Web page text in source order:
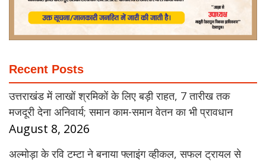
Recent Posts
उत्तराखंड में लाखों श्रमिकों के लिए बड़ी राहत, 7 तारीख तक
मजदूरी देना अनिवार्य; समान काम-समान वेतन का भी प्रावधान
August 8, 2026
अल्मोड़ा के रवि टम्टा ने बनाया फ्लाइंग व्हीकल, सफल ट्रायल से